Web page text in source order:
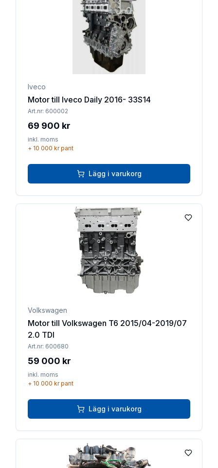
Iveco
Motor till Iveco Daily 2016- 33S14
Art.nr: 600002
69 900 kr
inkl. moms
+ 10 000 krpant
Lägg i varukorg
Lägg till
Volkswagen
Motor till Volkswagen T6 2015/04-2019/07
2.0 TDI
Art.nr: 600680
59 000 kr
inkl. moms
+ 10 000 krpant
Lägg i varukorg
Lägg till